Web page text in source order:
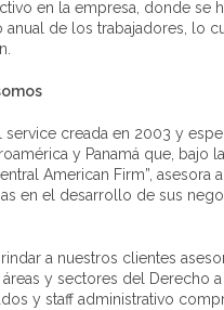
en la empresa, donde se
de los trabajadores, lo
service creada en 2003 y
y Panamá que, bajo
American Firm”, asesora a
en el desarrollo de sus
a nuestros clientes
y sectores del Derecho
y staff administrativo